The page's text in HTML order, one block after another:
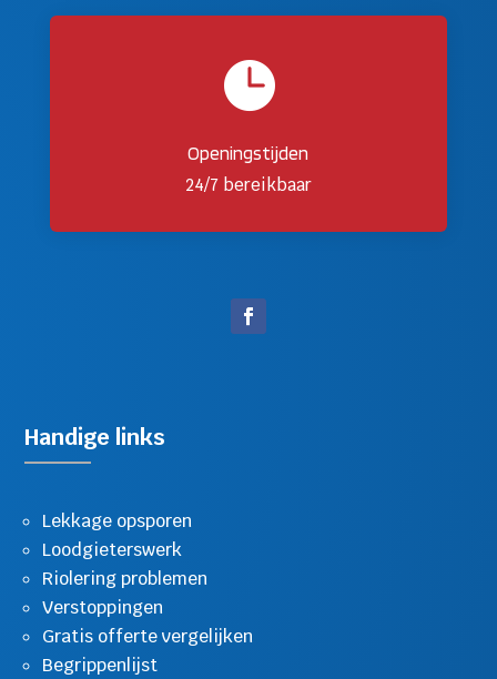

Openingstijden
24/7 bereikbaar
Handige links
Lekkage opsporen
Loodgieterswerk
Riolering problemen
Verstoppingen
Gratis offerte vergelijken
Begrippenlijst